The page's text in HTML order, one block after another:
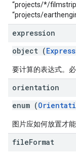
“projects/*/
“projects/
expression
object (
要计算的表达式。
orientation
enum (
图片应如何放置才
fileFormat